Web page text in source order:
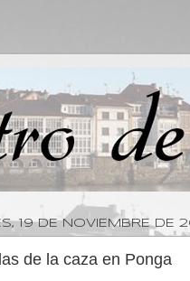
19 DE NOVIEMBRE DE
de la caza en Ponga